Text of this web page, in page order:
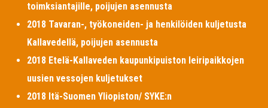
toimksiantajille, poijujen asennusta
2018 Tavaran-, työkoneiden- ja henkilöiden kuljetusta
Kallavedellä, poijujen asennusta
2018 Etelä-Kallaveden kaupunkipuiston leiripaikkojen
uusien vessojen kuljetukset
2018 Itä-Suomen Yliopiston/ SYKE:n